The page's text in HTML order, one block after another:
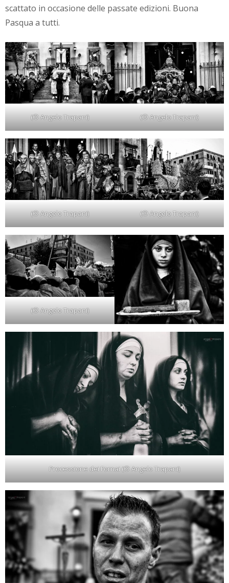
scattato in occasione delle passate edizioni. Buona
Pasqua a tutti.
(© Angelo Trapani) (© Angelo Trapani)
(© Angelo Trapani) (© Angelo Trapani)
(© Angelo Trapani)
Processione dei Fornai (© Angelo Trapani)